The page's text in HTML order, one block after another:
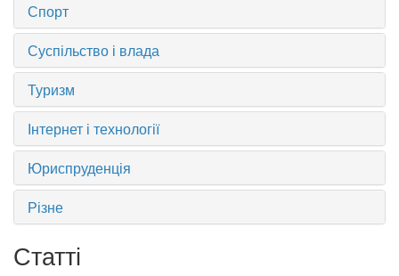
Спорт
Суспільство і влада
Туризм
Інтернет і технології
Юриспруденція
Різне
Статті